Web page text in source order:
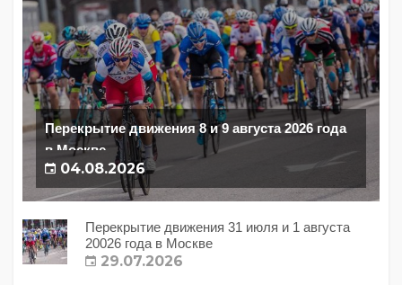
Перекрытие движения 8 и 9 августа 2026 года
в Москве
04.08.2026
Перекрытие движения 31 июля и 1 августа
20026 года в Москве
29.07.2026